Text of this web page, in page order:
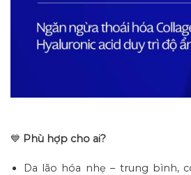
💙 Phù hợp cho ai?
Da lão hóa nhẹ – trung bình,